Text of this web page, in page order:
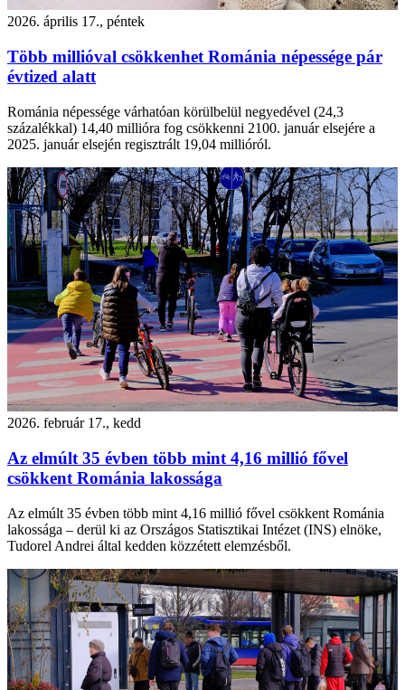
2026. április 17., péntek
Több millióval csökkenhet Románia népessége pár
évtized alatt
Románia népessége várhatóan körülbelül negyedével (24,3
százalékkal) 14,40 millióra fog csökkenni 2100. január elsejére a
2025. január elsején regisztrált 19,04 millióról.
2026. február 17., kedd
Az elmúlt 35 évben több mint 4,16 millió fővel
csökkent Románia lakossága
Az elmúlt 35 évben több mint 4,16 millió fővel csökkent Románia
lakossága – derül ki az Országos Statisztikai Intézet (INS) elnöke,
Tudorel Andrei által kedden közzétett elemzésből.